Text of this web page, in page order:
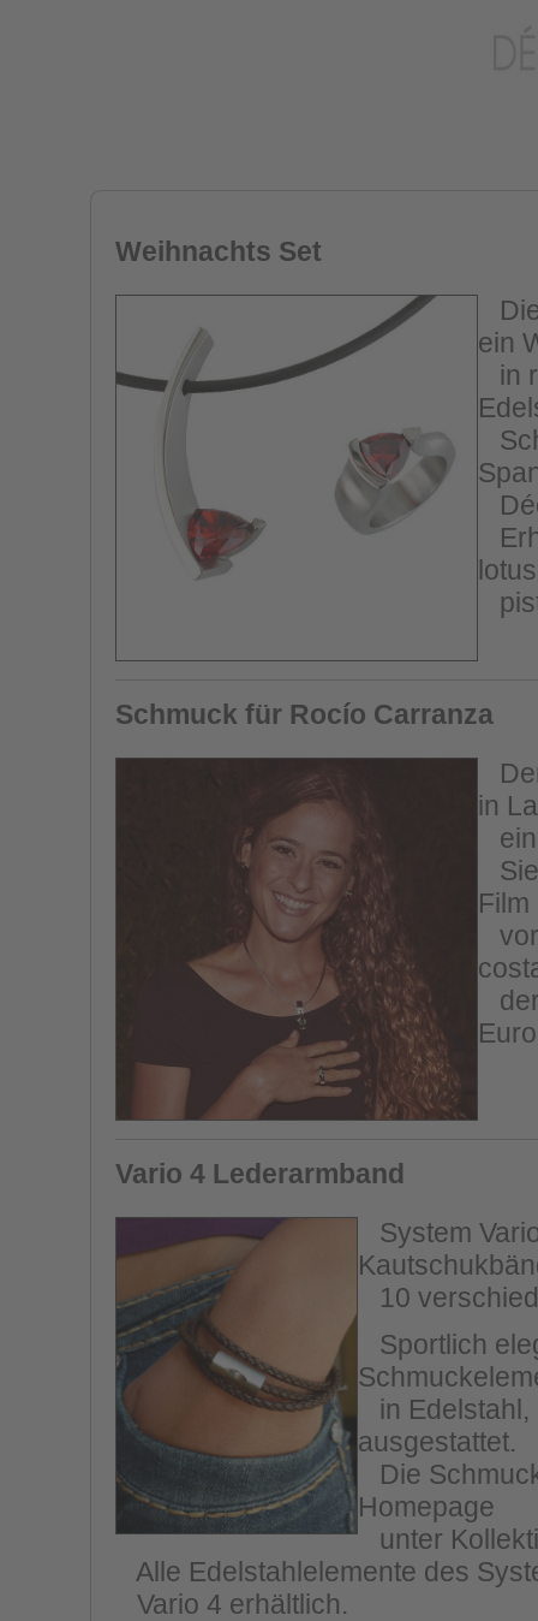
Weihnachts Set
ein
in
Schmuck für Rocío Carranza
in
ein
Vario 4 Lederarmband
System
10
Sportlich
in Edelstahl,
ausgestattet.
Die
Homepage
unter
Alle Edelstahlelemente des
Vario 4 erhältlich.